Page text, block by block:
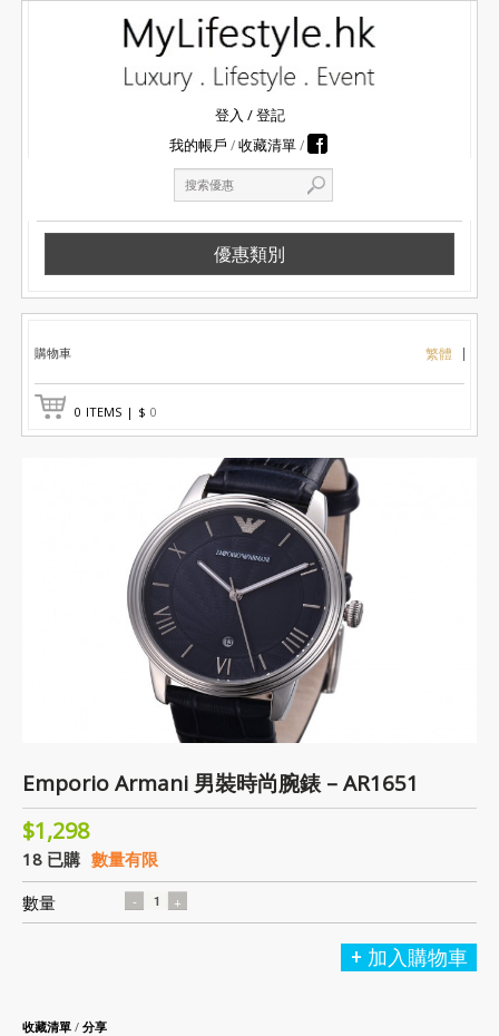
登入 /登記
我的帳戶
收藏清單
優惠類別
購物車 繁體
0 ITEMS | $ 0
Emporio Armani 男裝時尚腕錶 – AR1651
$1,298
18 已購 數量有限
數量
加入購物車
收藏清單 / 分享